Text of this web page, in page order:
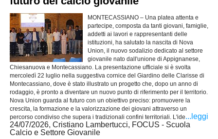
MONTECASSIANO – Una platea attenta e
partecipe, composta da tanti giovani, famiglie,
addetti ai lavori e rappresentanti delle
istituzioni, ha salutato la nascita di Nova
Union, il nuovo sodalizio dedicato al settore
giovanile nato dall'unione di Appignanese,
Chiesanuova e Montecassiano. La presentazione ufficiale si è svolta
mercoledì 22 luglio nella suggestiva cornice del Giardino delle Clarisse di
Montecassiano, dove è stato illustrato un progetto che, dopo un anno di
rodaggio, è pronto a diventare un nuovo punto di riferimento per il territorio.
Nova Union guarda al futuro con un obiettivo preciso: promuovere la
crescita, la formazione e la valorizzazione dei giovani attraverso un
percorso condiviso che supera i tradizionali confini territoriali. L'ide...leggi
24/07/2026, Cristiano Lambertucci, FOCUS - Scuola
Calcio e Settore Giovanile